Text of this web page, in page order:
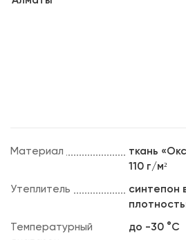
Материал
ткань
110 г/м²
Утеплитель
синтепон
Температурный
до -30 °C